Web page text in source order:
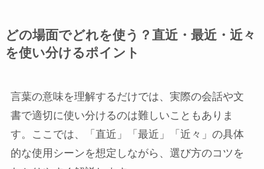
どの場面でどれを使う？直近・最近・近々
を使い分けるポイント
言葉の意味を理解するだけでは、実際の会話や文
書で適切に使い分けるのは難しいこともありま
す。ここでは、「直近」「最近」「近々」の具体
的な使用シーンを想定しながら、選び方のコツを